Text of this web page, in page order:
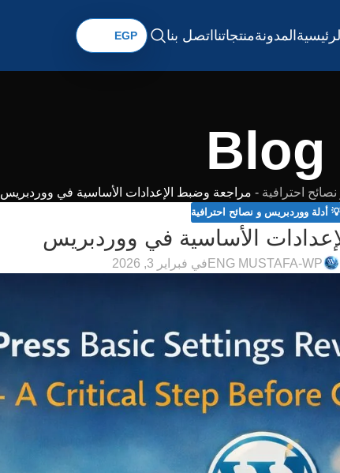
المدونةمنتجاتنااتصل بنا
Blog
احترافية - مراجعة وضبط الإعدادات الأساسية في ووردبريس
أدلة ووردبريس و نصائح احترافية
الأساسية في ووردبريس
ENG MUSTAFA-WP في فبراير 3, 2026